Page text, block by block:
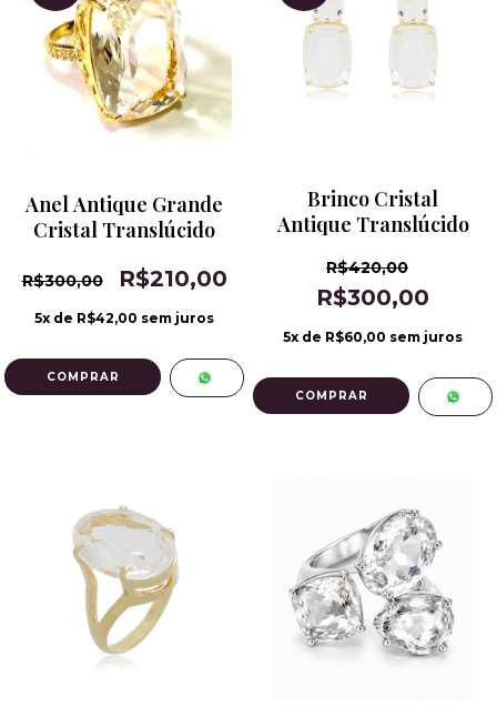
Anel Antique Grande
Cristal Translúcido
R$300,00 R$210,00
5x de R$42,00 sem juros
COMPRAR
Brinco Cristal
Antique Translúcido
R$420,00
R$300,00
5x de R$60,00 sem juros